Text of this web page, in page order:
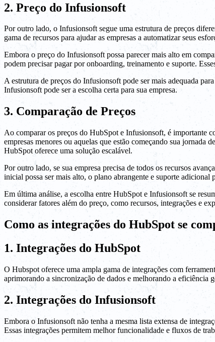
2. Preço do Infusionsoft
Por outro lado, o Infusionsoft segue uma estrutura de preços
gama de recursos para ajudar as empresas a automatizar seus
Embora o preço do Infusionsoft possa parecer mais alto em
podem precisar pagar por onboarding, treinamento e suporte.
A estrutura de preços do Infusionsoft pode ser mais adequada
Infusionsoft pode ser a escolha certa para sua empresa.
3. Comparação de Preços
Ao comparar os preços do HubSpot e Infusionsoft, é importante
empresas menores ou aquelas que estão começando sua
HubSpot oferece uma solução escalável.
Por outro lado, se sua empresa precisa de todos os recursos
inicial possa ser mais alto, o plano abrangente e suporte
Em última análise, a escolha entre HubSpot e Infusionsoft se
considerar fatores além do preço, como recursos, integrações e
Como as integrações do HubSpot se
1. Integrações do HubSpot
O Hubspot oferece uma ampla gama de integrações com
aprimorando a sincronização de dados e melhorando a eficiência
2. Integrações do Infusionsoft
Embora o Infusionsoft não tenha a mesma lista extensa de
Essas integrações permitem melhor funcionalidade e fluxos de